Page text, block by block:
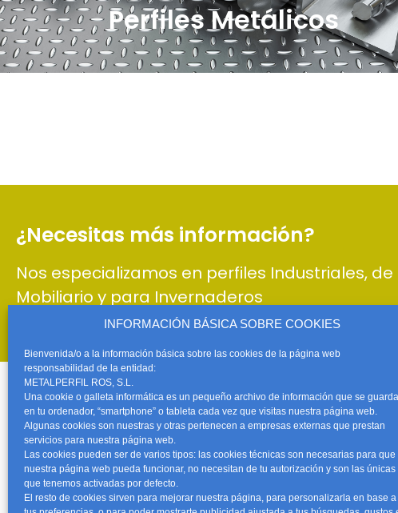
INFORMACIÓN BÁSICA SOBRE COOKIES
Bienvenida/o a la información básica sobre las cookies de la página web
responsabilidad de la entidad:
METALPERFIL ROS, S.L.
Una cookie o galleta informática es un pequeño archivo de información que se guarda
en tu ordenador, “smartphone” o tableta cada vez que visitas nuestra página web.
Algunas cookies son nuestras y otras pertenecen a empresas externas que prestan
servicios para nuestra página web.
Las cookies pueden ser de varios tipos: las cookies técnicas son necesarias para que
nuestra página web pueda funcionar, no necesitan de tu autorización y son las únicas
que tenemos activadas por defecto.
El resto de cookies sirven para mejorar nuestra página, para personalizarla en base a
Perfiles Metálicos
¿Necesitas más información?
Nos especializamos en perfiles Industriales,
Mobiliario y para Invernaderos
Dedicamos cada minuto de nuestro trabajo en
CONTACTO
Teléfono:
968 57 72 22
Móvil:639 63 57 99
info@metalperfilros.com